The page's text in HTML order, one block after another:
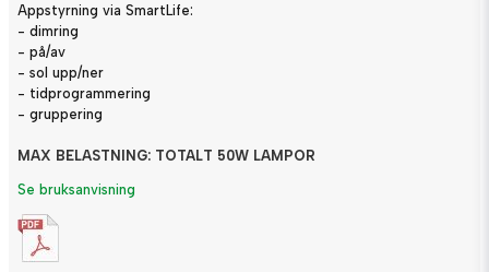
Appstyrning via SmartLife:
- dimring
- på/av
- sol upp/ner
- tidprogrammering
- gruppering
MAX BELASTNING: TOTALT 50W LAMPOR
Se bruksanvisning